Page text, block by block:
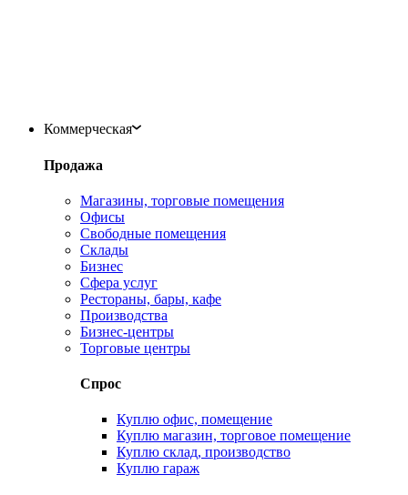
Коммерческая
Продажа
Магазины, торговые помещения
Офисы
Свободные помещения
Склады
Бизнес
Сфера услуг
Рестораны, бары, кафе
Производства
Бизнес-центры
Торговые центры
Спрос
Куплю офис, помещение
Куплю магазин, торговое помещение
Куплю склад, производство
Куплю гараж